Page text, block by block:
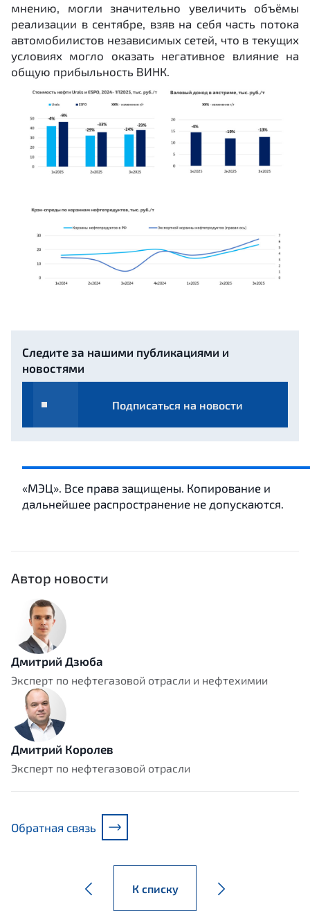
мнению, могли значительно увеличить объёмы
реализации в сентябре, взяв на себя часть потока
автомобилистов независимых сетей, что в текущих
условиях могло оказать негативное влияние на
общую прибыльность ВИНК.
Следите за нашими публикациями и
новостями
Подписаться на новости
«МЭЦ». Все права защищены. Копирование и
дальнейшее распространение не допускаются.
Автор новости
Дмитрий Дзюба
Эксперт по нефтегазовой отрасли и нефтехимии
Дмитрий Королев
Эксперт по нефтегазовой отрасли
Обратная связь
К списку